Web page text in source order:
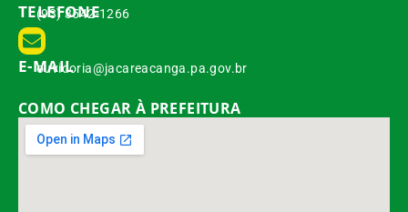
TELEFONE
(93) 3542-1266
E-MAIL
ouvidoria@jacareacanga.pa.gov.br
COMO CHEGAR À PREFEITURA